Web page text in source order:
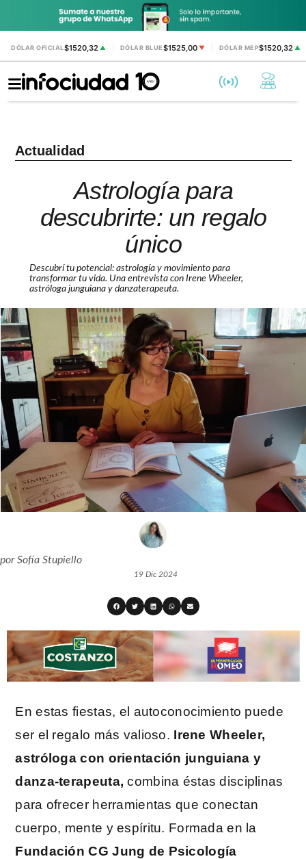
DÓLAR OFICIAL$1520,32 ▲ DÓLAR BLUE$1525,00 ▼ DÓLAR MEP$1520,32 ▲
Actualidad
Astrología para
descubrirte: un regalo
único
Descubrí tu potencial: astrología y movimiento para
transformar tu vida. Una entrevista con Irene Wheeler,
astróloga junguiana y danzaterapeuta.
porSofía Stupiello
19 Dic 2024
En estas fiestas, el autoconocimiento puede
ser el regalo más valioso. Irene Wheeler,
astróloga con orientación junguiana y
danza-terapeuta, combina éstas disciplinas
para ofrecer herramientas que conectan
cuerpo, mente y espíritu. Formada en la
Fundación CG Jung de Psicología